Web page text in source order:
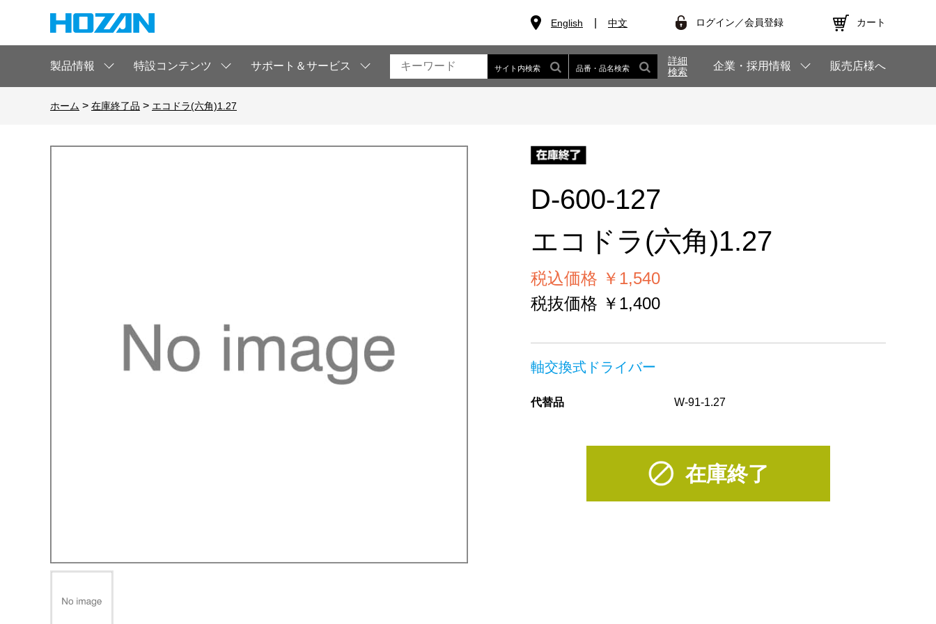
English 中文 ログイン／会員登録 カート
製品情報 特設コンテンツ サポート＆サービス サイト内検索 品番・品名検索
詳細
検索
企業・採用情報 販売店様へ
ホーム > 在庫終了品 > エコドラ(六角)1.27
D-600-127
エコドラ(六角)1.27
税込価格 ￥1,540
税抜価格 ￥1,400
軸交換式ドライバー
代替品 W-91-1.27
在庫終了